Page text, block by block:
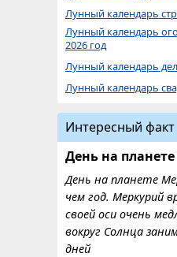
Лунный календарь
Лунный календарь
2026 год
Лунный календарь
Лунный календарь
Интересный факт
День на
День на планете
чем год. Меркурий
своей оси очень
вокруг Солнца
дней